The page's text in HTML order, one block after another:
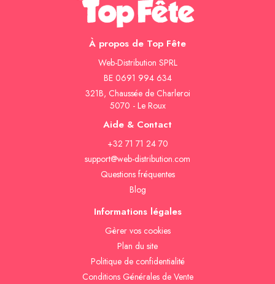
À propos de Top Fête
Web-Distribution SPRL
BE 0691 994 634
321B, Chaussée de Charleroi
5070 - Le Roux
Aide & Contact
+32 71 71 24 70
support@web-distribution.com
Questions fréquentes
Blog
Informations légales
Gèrer vos cookies
Plan du site
Politique de confidentialité
Conditions Générales de Vente